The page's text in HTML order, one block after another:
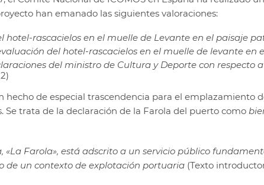
han emanado las siguientes valoraciones:
hotel-rascacielos en el muelle de Levante en el paisaje
del hotel-rascacielos en el muelle de levante
del ministro de Cultura y Deporte con respecto
hecho de especial trascendencia para el emplazamiento
Se trata de la declaración de la Farola del puerto como
Farola», está adscrito a un servicio público
un contexto de explotación portuaria (Texto